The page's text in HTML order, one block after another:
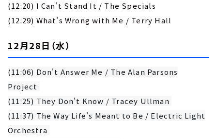
(12:20) I Can't Stand It / The Specials
(12:29) What's Wrong with Me / Terry Hall
12月28日（水）
(11:06) Don't Answer Me / The Alan Parsons
Project
(11:25) They Don't Know / Tracey Ullman
(11:37) The Way Life's Meant to Be / Electric Light
Orchestra